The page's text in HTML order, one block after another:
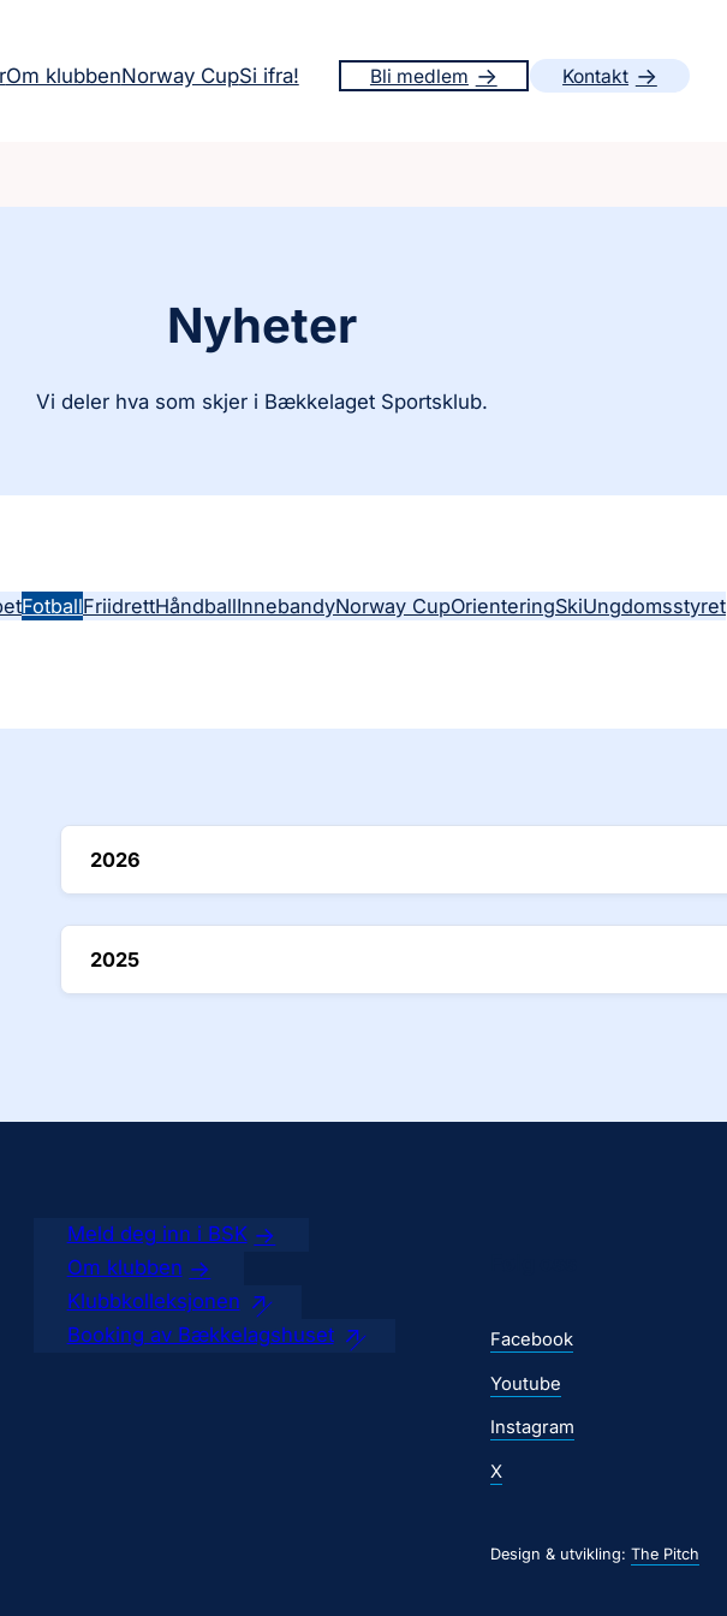
Om klubbenNorway CupSi ifra! Bli medlem Kontakt
Nyheter
Vi deler hva som skjer i Bækkelaget Sportsklub.
FotballFriidrettHåndballInnebandyNorway CupOrienteringSkiUngdomsstyret
2026
2025
Meld deg inn i BSK
Om klubben
Klubbkolleksjonen
Booking av Bækkelagshuset
Facebook
Youtube
Instagram
X
Design & utvikling: The Pitch